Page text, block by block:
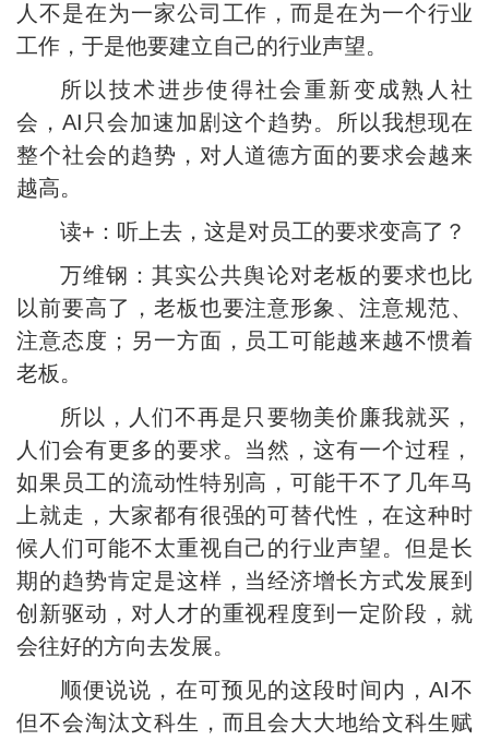
人不是在为一家公司工作，而是在为一个行业
工作，于是他要建立自己的行业声望。
所以技术进步使得社会重新变成熟人社
会，AI只会加速加剧这个趋势。所以我想现在
整个社会的趋势，对人道德方面的要求会越来
越高。
读+：听上去，这是对员工的要求变高了？
万维钢：其实公共舆论对老板的要求也比
以前要高了，老板也要注意形象、注意规范、
注意态度；另一方面，员工可能越来越不惯着
老板。
所以，人们不再是只要物美价廉我就买，
人们会有更多的要求。当然，这有一个过程，
如果员工的流动性特别高，可能干不了几年马
上就走，大家都有很强的可替代性，在这种时
候人们可能不太重视自己的行业声望。但是长
期的趋势肯定是这样，当经济增长方式发展到
创新驱动，对人才的重视程度到一定阶段，就
会往好的方向去发展。
顺便说说，在可预见的这段时间内，AI不
但不会淘汰文科生，而且会大大地给文科生赋